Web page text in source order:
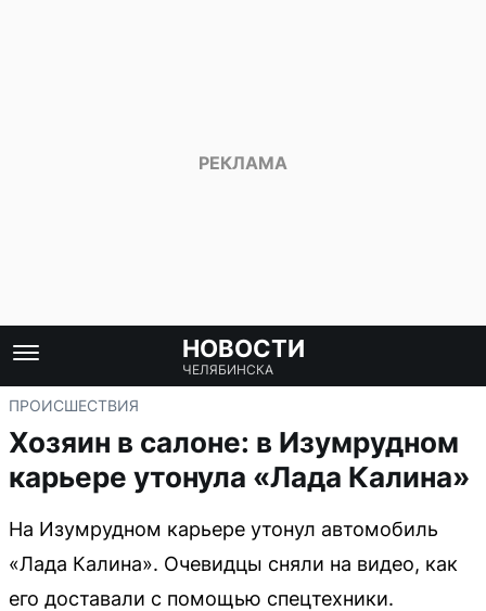
НОВОСТИ
ЧЕЛЯБИНСКА
ПРОИСШЕСТВИЯ
Хозяин в салоне: в Изумрудном
карьере утонула «Лада Калина»
На Изумрудном карьере утонул автомобиль
«Лада Калина». Очевидцы сняли на видео, как
его доставали с помощью спецтехники.